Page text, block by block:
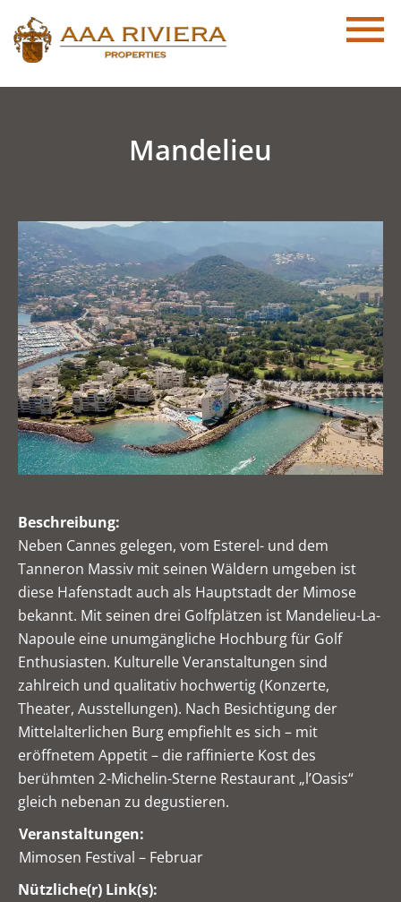
Mandelieu
Beschreibung:
Neben Cannes gelegen, vom Esterel- und dem
Tanneron Massiv mit seinen Wäldern umgeben ist
diese Hafenstadt auch als Hauptstadt der Mimose
bekannt. Mit seinen drei Golfplätzen ist Mandelieu-La-
Napoule eine unumgängliche Hochburg für Golf
Enthusiasten. Kulturelle Veranstaltungen sind
zahlreich und qualitativ hochwertig (Konzerte,
Theater, Ausstellungen). Nach Besichtigung der
Mittelalterlichen Burg empfiehlt es sich – mit
eröffnetem Appetit – die raffinierte Kost des
berühmten 2-Michelin-Sterne Restaurant „l’Oasis“
gleich nebenan zu degustieren.
Veranstaltungen:
Mimosen Festival – Februar
Nützliche(r) Link(s):